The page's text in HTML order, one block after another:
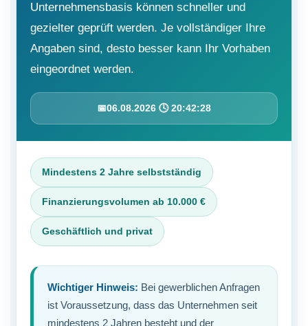
Unternehmensbasis können schneller und
gezielter geprüft werden. Je vollständiger Ihre
Angaben sind, desto besser kann Ihr Vorhaben
eingeordnet werden.
📅06.08.2026 🕓 20:42:29
Mindestens 2 Jahre selbstständig
Finanzierungsvolumen ab 10.000 €
Geschäftlich und privat
Wichtiger Hinweis: Bei gewerblichen Anfragen
ist Voraussetzung, dass das Unternehmen seit
mindestens 2 Jahren besteht und der